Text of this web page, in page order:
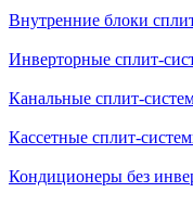
Внутренние блоки
Инверторные сплит-
Канальные сплит-
Кассетные сплит-
Кондиционеры без